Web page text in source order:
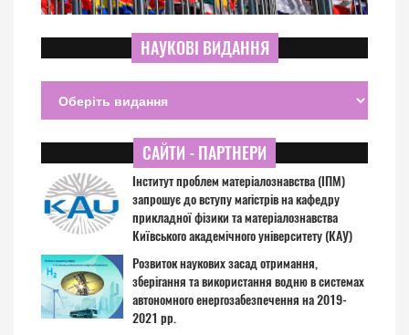
НАУКОВІ ВИДАННЯ
САЙТИ - ПАРТНЕРИ
Інститут проблем матеріалознавства (ІПМ)
запрошує до вступу магістрів на кафедру
прикладної фізики та матеріалознавства
Київського академічного університету (КАУ)
Розвиток наукових засад отримання,
зберігання та використання водню в системах
автономного енергозабезпечення на 2019-
2021 рр.